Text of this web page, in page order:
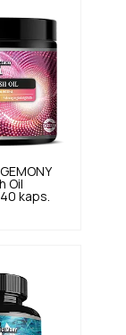
Oil
kaps.